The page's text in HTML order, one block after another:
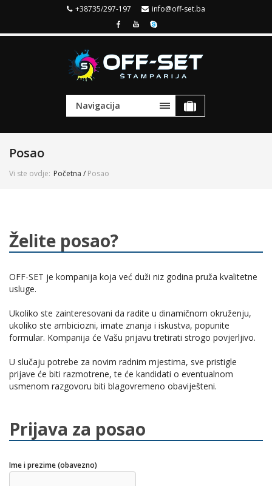
+38735/297-197 info@off-set.ba
Navigacija
Posao
Vi ste ovdje: Početna / Posao
Želite posao?
OFF-SET je kompanija koja već duži niz godina pruža kvalitetne
usluge.
Ukoliko ste zainteresovani da radite u dinamičnom okruženju,
ukoliko ste ambiciozni, imate znanja i iskustva, popunite
formular. Kompanija će Vašu prijavu tretirati strogo povjerljivo.
U slučaju potrebe za novim radnim mjestima, sve pristigle
prijave će biti razmotrene, te će kandidati o eventualnom
usmenom razgovoru biti blagovremeno obaviješteni.
Prijava za posao
Ime i prezime (obavezno)